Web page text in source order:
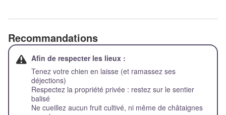
Recommandations
Afin de respecter les lieux :
Tenez votre chien en laisse (et ramassez ses
déjections)
Respectez la propriété privée : restez sur le sentier
balisé
Ne cueillez aucun fruit cultivé, ni même de châtaignes